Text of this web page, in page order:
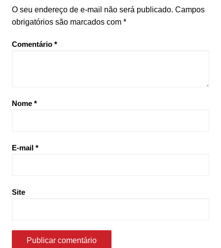
O seu endereço de e-mail não será publicado. Campos
obrigatórios são marcados com *
Comentário *
Nome *
E-mail *
Site